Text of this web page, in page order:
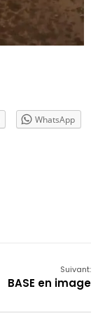
WhatsApp
Suivant:
BASE en image